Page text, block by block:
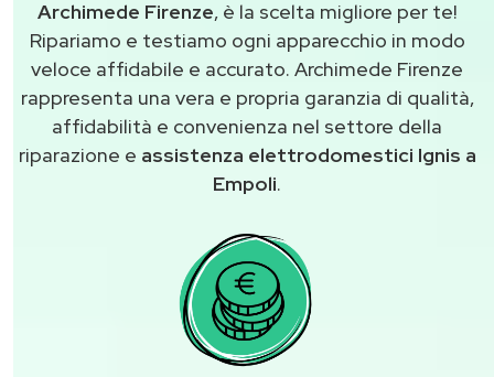
Archimede Firenze, è la scelta migliore per te!
Ripariamo e testiamo ogni apparecchio in modo
veloce affidabile e accurato. Archimede Firenze
rappresenta una vera e propria garanzia di qualità,
affidabilità e convenienza nel settore della
riparazione e assistenza elettrodomestici Ignis a
Empoli.